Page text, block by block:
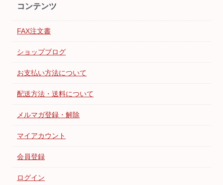
コンテンツ
FAX注文書
ショップブログ
お支払い方法について
配送方法・送料について
メルマガ登録・解除
マイアカウント
会員登録
ログイン